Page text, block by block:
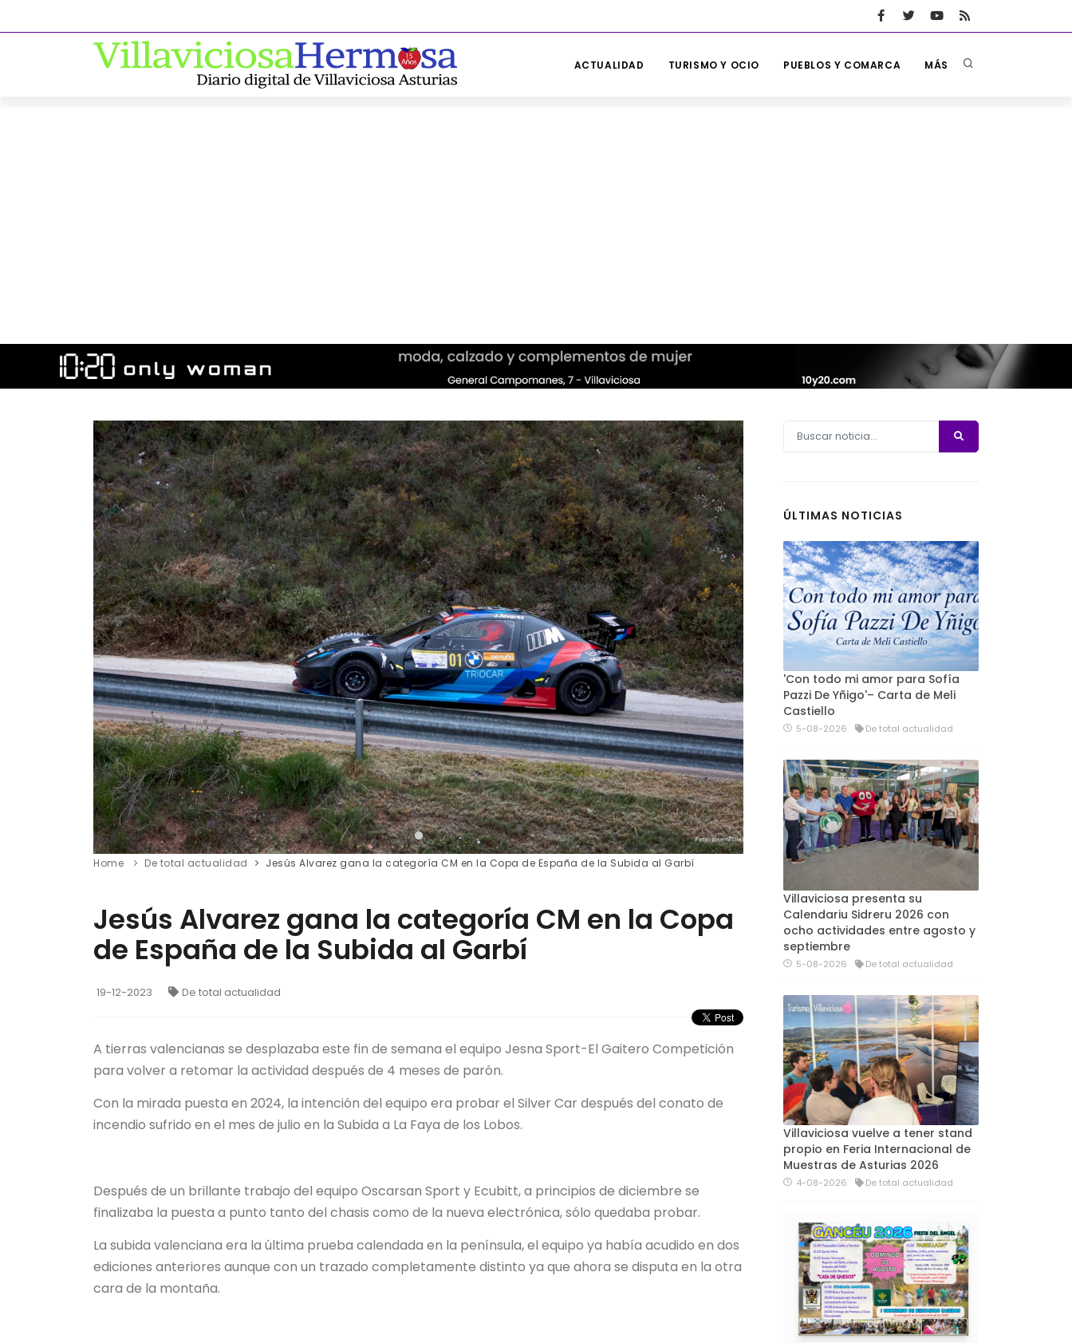
ACTUALIDAD TURISMO Y OCIO PUEBLOS Y COMARCA MÁS
Home De total actualidad Jesús Alvarez gana la categoría CM en la Copa de España de la Subida al Garbí
Jesús Alvarez gana la categoría CM en la Copa
de España de la Subida al Garbí
19-12-2023 De total actualidad
A tierras valencianas se desplazaba este fin de semana el equipo Jesna Sport-El Gaitero Competición
para volver a retomar la actividad después de 4 meses de parón.
Con la mirada puesta en 2024, la intención del equipo era probar el Silver Car después del conato de
incendio sufrido en el mes de julio en la Subida a La Faya de los Lobos.
Después de un brillante trabajo del equipo Oscarsan Sport y Ecubitt, a principios de diciembre se
finalizaba la puesta a punto tanto del chasis como de la nueva electrónica, sólo quedaba probar.
La subida valenciana era la última prueba calendada en la península, el equipo ya había acudido en dos
ediciones anteriores aunque con un trazado completamente distinto ya que ahora se disputa en la otra
cara de la montaña.
ÚLTIMAS NOTICIAS
'Con todo mi amor para Sofía
Pazzi De Yñigo'– Carta de Meli
Castiello
5-08-2026 De total actualidad
Villaviciosa presenta su
Calendariu Sidreru 2026 con
ocho actividades entre agosto y
septiembre
5-08-2026 De total actualidad
Villaviciosa vuelve a tener stand
propio en Feria Internacional de
Muestras de Asturias 2026
4-08-2026 De total actualidad